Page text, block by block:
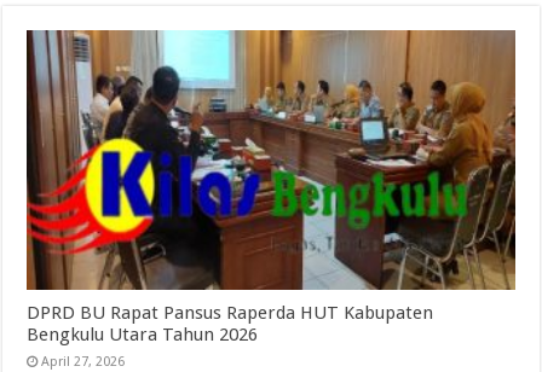
DPRD BU Rapat Pansus Raperda HUT Kabupaten
Bengkulu Utara Tahun 2026
April 27, 2026